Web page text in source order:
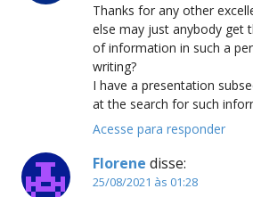
Thanks for any other
else may just anybody get
of information in such a
writing?
I have a presentation
at the search for such
Acesse para responder
Florene disse:
25/08/2021 às 01:28